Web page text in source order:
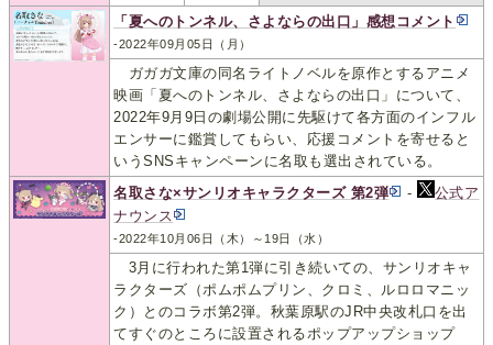
「夏へのトンネル、さよならの出口」感想コメント
-2022年09月05日（月）
ガガガ文庫の同名ライトノベルを原作とするアニメ
映画「夏へのトンネル、さよならの出口」について、
2022年9月9日の劇場公開に先駆けて各方面のインフル
エンサーに鑑賞してもらい、応援コメントを寄せると
いうSNSキャンペーンに名取も選出されている。
名取さな×サンリオキャラクターズ 第2弾
-
公式ア
ナウンス
-2022年10月06日（木）～19日（水）
3月に行われた第1弾に引き続いての、サンリオキャ
ラクターズ（ポムポムプリン、クロミ、ルロロマニッ
ク）とのコラボ第2弾。秋葉原駅のJR中央改札口を出
てすぐのところに設置されるポップアップショップ